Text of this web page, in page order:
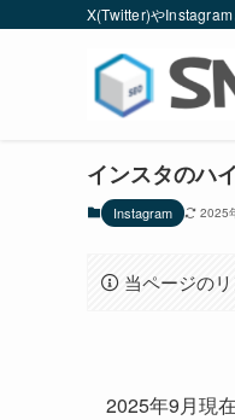
X(Twitter)や
インスタのハ
Instagram 2025
当ページの
2025年9月現